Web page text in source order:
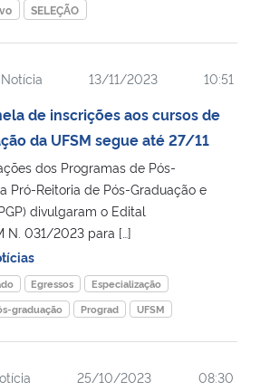
SELEÇÃO
Notícia 13/11/2023 10:51
de inscrições aos cursos de
da UFSM segue até 27/11
dos Programas de Pós-
Pró-Reitoria de Pós-Graduação e
divulgaram o Edital
N. 031/2023 para […]
Egressos
Especialização
graduação Prograd UFSM
25/10/2023 08:30